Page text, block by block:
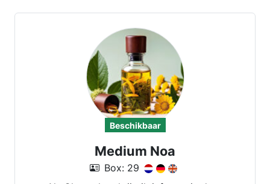
Beschikbaar
Medium Noa
Box: 29